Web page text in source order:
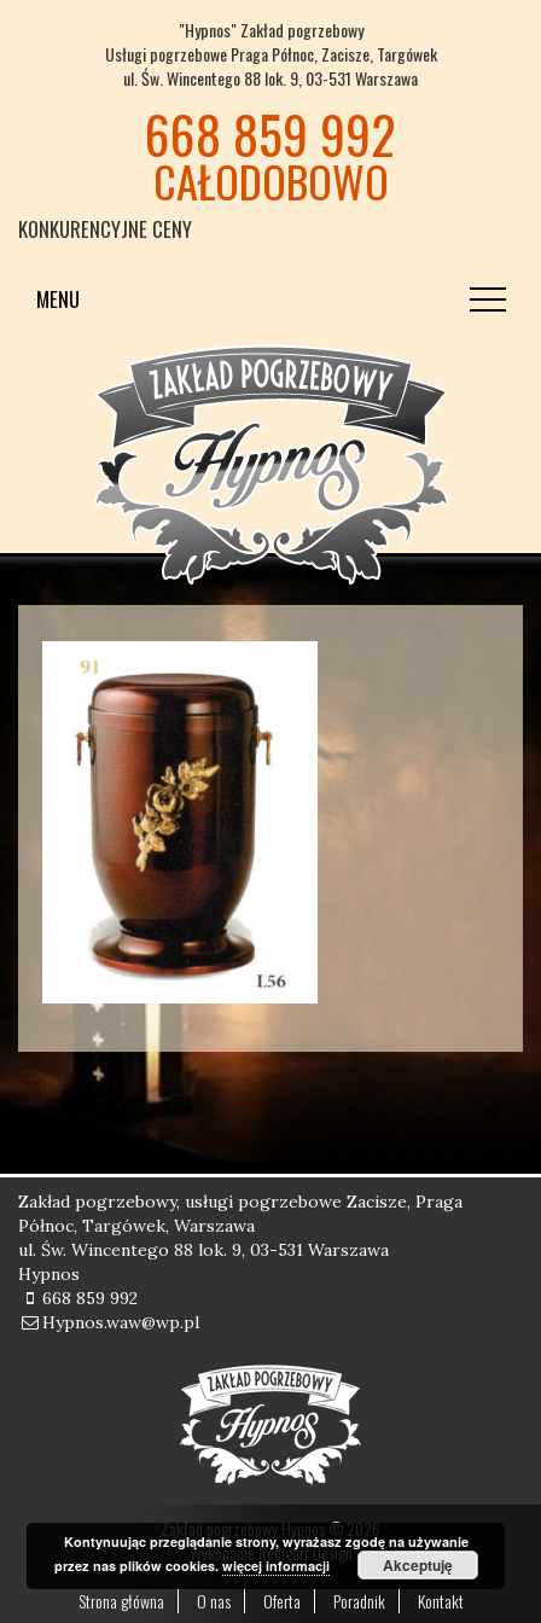
"Hypnos" Zakład pogrzebowy
Usługi pogrzebowe Praga Północ, Zacisze, Targówek
ul. Św. Wincentego 88 lok. 9, 03-531 Warszawa
668 859 992
CAŁODOBOWO
KONKURENCYJNE CENY
MENU
Zakład pogrzebowy, usługi pogrzebowe Zacisze, Praga
Północ, Targówek, Warszawa
ul. Św. Wincentego 88 lok. 9, 03-531 Warszawa
Hypnos
668 859 992
Hypnos.waw@wp.pl
Zakład pogrzebowy Hypnos © 2026
WykonanieRedigart Design
Strona główna
O nas Oferta Poradnik Kontakt
Kontynuując przeglądanie strony, wyrażasz zgodę na używanie
przez nas plików cookies.więcej informacji Akceptuję